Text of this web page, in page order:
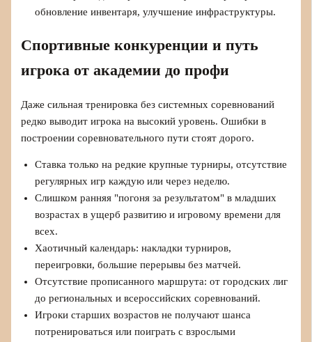
обновление инвентаря, улучшение инфраструктуры.
Спортивные конкуренции и путь
игрока от академии до профи
Даже сильная тренировка без системных соревнований
редко выводит игрока на высокий уровень. Ошибки в
построении соревновательного пути стоят дорого.
Ставка только на редкие крупные турниры, отсутствие
регулярных игр каждую или через неделю.
Слишком ранняя "погоня за результатом" в младших
возрастах в ущерб развитию и игровому времени для
всех.
Хаотичный календарь: накладки турниров,
переигровки, большие перерывы без матчей.
Отсутствие прописанного маршрута: от городских лиг
до региональных и всероссийских соревнований.
Игроки старших возрастов не получают шанса
потренироваться или поиграть с взрослыми